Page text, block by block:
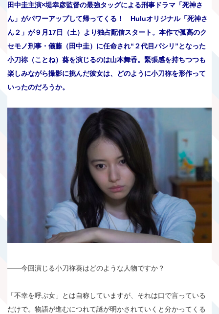
田中圭主演×堤幸彦監督の最強タッグによる刑事ドラマ「死神さ
ん」がパワーアップして帰ってくる！ Huluオリジナル「死神さ
ん２」が９月17日（土）より独占配信スタート。本作で孤高のク
セモノ刑事・儀藤（田中圭）に任命され“２代目パシリ”となった
小刀祢（ことね）葵を演じるのは山本舞香。緊張感を持ちつつも
楽しみながら撮影に挑んだ彼女は、どのように小刀祢を形作って
いったのだろうか。
――今回演じる小刀祢葵はどのような人物ですか？
「不幸を呼ぶ女」とは自称していますが、それは口で言っている
だけで。物語が進むにつれて謎が明かされていくと分かってくる